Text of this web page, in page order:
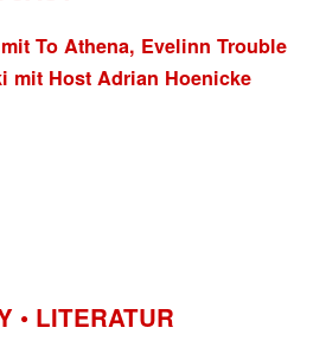
To Athena, Evelinn Trouble
mit Host Adrian Hoenicke
• LITERATUR